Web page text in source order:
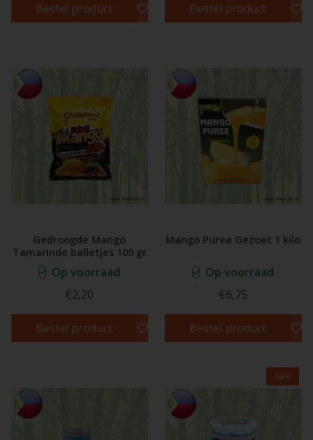
Bestel product Bestel product
Gedroogde Mango
Tamarinde balletjes 100 gr
Op voorraad
€2,20
Bestel product
Mango Puree Gezoet 1 kilo
Op voorraad
€6,75
Bestel product
Sale